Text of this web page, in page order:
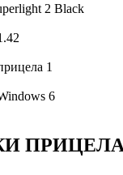
2 Black
1
6
ПРИЦЕЛА